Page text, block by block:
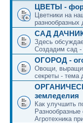
ЦВЕТЫ -
Цветники на
САД
Здесь
Создадим сад -
ОГОРОД -
Овощи,
секреты - тема
земледелия
Как улучшить
Разнообразные
Агротехника